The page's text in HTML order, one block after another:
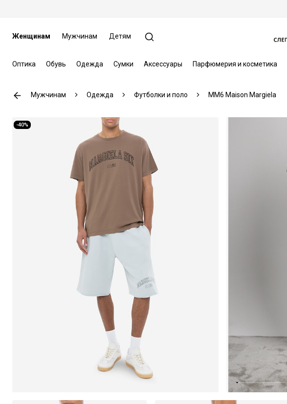
Женщинам Мужчинам Детям
Оптика Обувь Одежда Сумки Аксессуары Парфюмерия и косметика
Мужчинам Одежда Футболки и поло MM6 Maison Margiela
-40%